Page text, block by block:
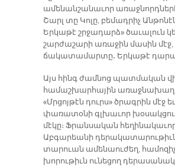
ամենանշանաւոր
Շարլ տը Կոլը, բեմադրիչ
Երկաթէ շրջադարձ» ծաւալուն
շարժաշարի առաջին մասին մէջ,
ճակատամարտը․ Երկաթէ
Այս հինգ ժամնոց պատմական
համաշխարհային
«Մրցոյթէն դուրս» ծրագրին մէջ
փառատօնի գլխաւոր
մէկը։ Ֆրանսական
Աբգարեանի
տարուան ամենաուժեղ,
խորութիւն ունեցող